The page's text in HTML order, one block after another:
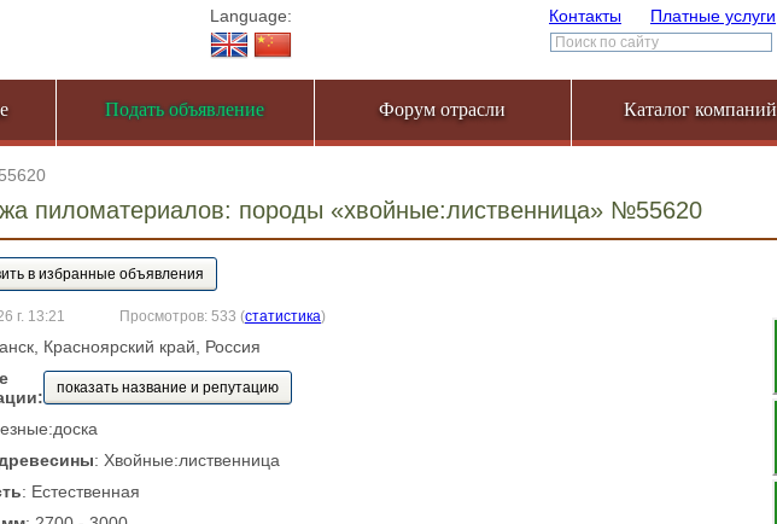
Language: Контакты Платные услуги
Подать объявление Форум отрасли Каталог компаний
пиломатериалов: породы «хвойные:лиственница» №55620
г. 13:21 Просмотров: 533 (статистика)
Красноярский край, Россия
показать название и репутацию
: Хвойные:лиственница
: Естественная